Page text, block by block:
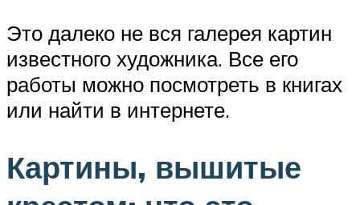
Это далеко не вся галерея картин
известного художника. Все его
работы можно посмотреть в книгах
или найти в интернете.
Картины, вышитые